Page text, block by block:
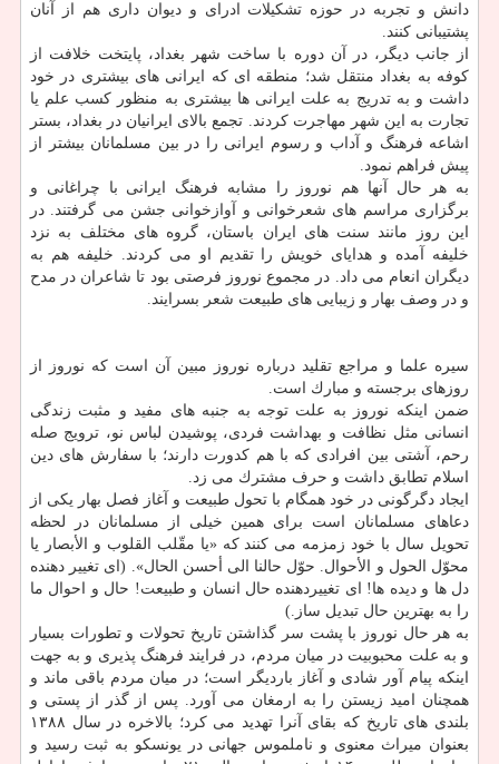
دانش و تجربه در حوزه تشكیلات ادرای و دیوان داری هم از آنان
پشتیبانی كنند.
از جانب دیگر، در آن دوره با ساخت شهر بغداد، پایتخت خلافت از
كوفه به بغداد منتقل شد؛ منطقه ای كه ایرانی های بیشتری در خود
داشت و به تدریج به علت ایرانی ها بیشتری به منظور كسب علم یا
تجارت به این شهر مهاجرت كردند. تجمع بالای ایرانیان در بغداد، بستر
اشاعه فرهنگ و آداب و رسوم ایرانی را در بین مسلمانان بیشتر از
پیش فراهم نمود.
به هر حال آنها هم نوروز را مشابه فرهنگ ایرانی با چراغانی و
برگزاری مراسم های شعرخوانی و آوازخوانی جشن می گرفتند. در
این روز مانند سنت های ایران باستان، گروه های مختلف به نزد
خلیفه آمده و هدایای خویش را تقدیم او می كردند. خلیفه هم به
دیگران انعام می داد. در مجموع نوروز فرصتی بود تا شاعران در مدح
و در وصف بهار و زیبایی های طبیعت شعر بسرایند.
سیره علما و مراجع تقلید درباره نوروز مبین آن است كه نوروز از
روزهای برجسته و مبارك است.
ضمن اینكه نوروز به علت توجه به جنبه های مفید و مثبت زندگی
انسانی مثل نظافت و بهداشت فردی، پوشیدن لباس نو، ترویج صله
رحم، آشتی بین افرادی كه با هم كدورت دارند؛ با سفارش های دین
اسلام تطابق داشت و حرف مشترك می زد.
ایجاد دگرگونی در خود همگام با تحول طبیعت و آغاز فصل بهار یكی از
دعاهای مسلمانان است برای همین خیلی از مسلمانان در لحظه
تحویل سال با خود زمزمه می كنند كه «یا مقّلب القلوب و الأبصار یا
محوّل الحول و الأحوال. حوّل حالنا الی أحسن الحال». (ای تغییر دهنده
دل ها و دیده ها! ای تغییردهنده حال انسان و طبیعت! حال و احوال ما
را به بهترین حال تبدیل ساز.)
به هر حال نوروز با پشت سر گذاشتن تاریخ تحولات و تطورات بسیار
و به علت محبوبیت در میان مردم، در فرایند فرهنگ پذیری و به جهت
اینكه پیام آور شادی و آغاز باردیگر است؛ در میان مردم باقی ماند و
همچنان امید زیستن را به ارمغان می آورد. پس از گذر از پستی و
بلندی های تاریخ كه بقای آنرا تهدید می كرد؛ بالاخره در سال ۱۳۸۸
بعنوان میراث معنوی و ناملموس جهانی در یونسكو به ثبت رسید و